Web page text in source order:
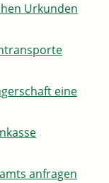
Urkunden
eine
anfragen